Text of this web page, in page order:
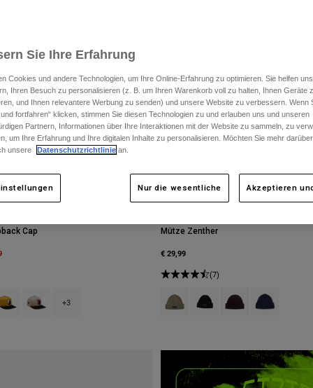
Cap
of Adobe-Rot.
type of Schwarz.
swatch type of Bronze.
Product swatch type of Kreideweiß.
+3
Mütze Zenther
€ 29,99
(7)
Product swatch type of Adobe-Rot.
Product swatch type of
Product swatch type
Product
Sie Ihre Erfahrung
Cookies und andere Technologien, um Ihre Online-Erfahrung zu optimieren. Sie helfen
Ihren Besuch zu personalisieren (z. B. um Ihren Warenkorb voll zu halten, Ihnen Geräte
und Ihnen relevantere Werbung zu senden) und unsere Website zu verbessern. Wenn
fortfahren“ klicken, stimmen Sie diesen Technologien zu und erlauben uns und unseren
Partnern, Informationen über Ihre Interaktionen mit der Website zu sammeln, zu
um Ihre Erfahrung und Ihre digitalen Inhalte zu personalisieren. Möchten Sie mehr
unsere
Datenschutzrichtlinie an.
Nur die wesentliche Akzeptieren